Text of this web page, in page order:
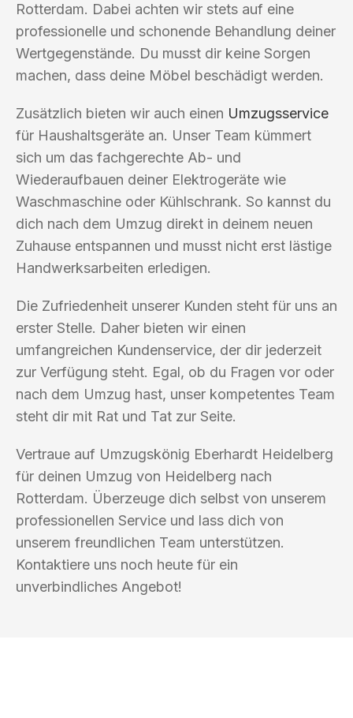
Rotterdam. Dabei achten wir stets auf eine
professionelle und schonende Behandlung deiner
Wertgegenstände. Du musst dir keine Sorgen
machen, dass deine Möbel beschädigt werden.
Zusätzlich bieten wir auch einen Umzugsservice
für Haushaltsgeräte an. Unser Team kümmert
sich um das fachgerechte Ab- und
Wiederaufbauen deiner Elektrogeräte wie
Waschmaschine oder Kühlschrank. So kannst du
dich nach dem Umzug direkt in deinem neuen
Zuhause entspannen und musst nicht erst lästige
Handwerksarbeiten erledigen.
Die Zufriedenheit unserer Kunden steht für uns an
erster Stelle. Daher bieten wir einen
umfangreichen Kundenservice, der dir jederzeit
zur Verfügung steht. Egal, ob du Fragen vor oder
nach dem Umzug hast, unser kompetentes Team
steht dir mit Rat und Tat zur Seite.
Vertraue auf Umzugskönig Eberhardt Heidelberg
für deinen Umzug von Heidelberg nach
Rotterdam. Überzeuge dich selbst von unserem
professionellen Service und lass dich von
unserem freundlichen Team unterstützen.
Kontaktiere uns noch heute für ein
unverbindliches Angebot!